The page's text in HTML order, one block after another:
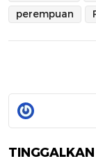
perempuan